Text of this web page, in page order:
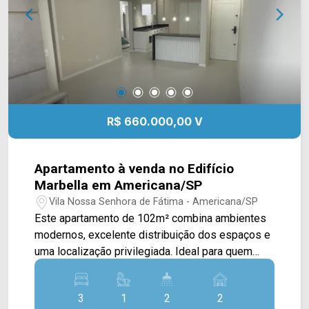
02 vagas de garagem, sendo 01 coberta.
Localizada no Jardim Nielsen Ville, em
Americana, a casa oferece fácil acesso aos
principais comércios, serviços e vias da cidade,
proporcionando mais praticidade para a rotina.
Entre em contato com a equipe da Arbix Imóveis
e agende sua visita. WhatsApp e telefone: (19)
R$ 660.000,00 V
Apartamento à venda no Edifício
Marbella em Americana/SP
Vila Nossa Senhora de Fátima - Americana/SP
Este apartamento de 102m² combina ambientes
modernos, excelente distribuição dos espaços e
uma localização privilegiada. Ideal para quem
busca conforto, praticidade e um imóvel pronto
para morar. A cozinha integrada às salas de estar
e jantar proporciona mais funcionalidade ao dia a
3 1 2 2